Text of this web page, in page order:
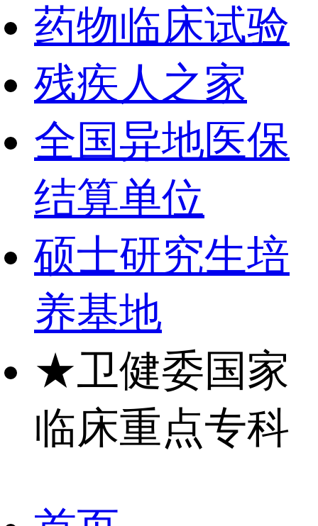
药物临床试验
残疾人之家
全国异地医保
结算单位
硕士研究生培
养基地
★卫健委国家
临床重点专科